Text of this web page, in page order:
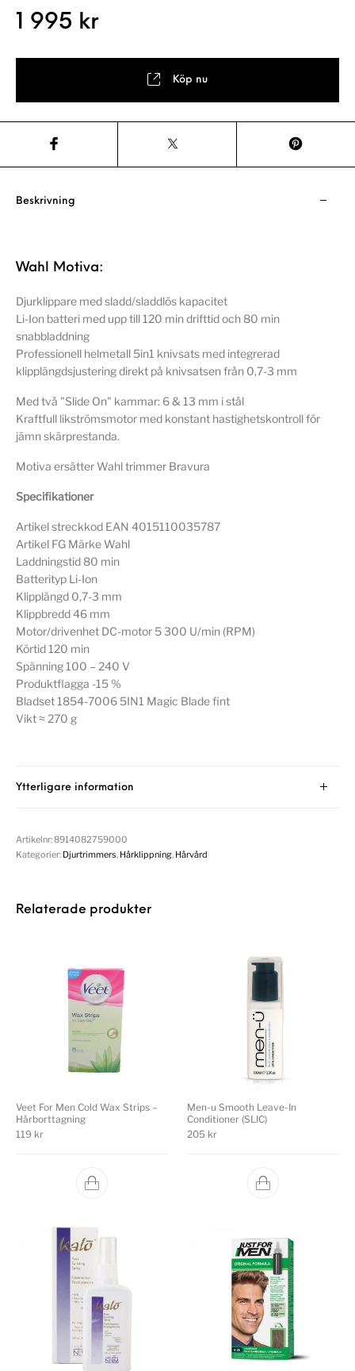
1 995 kr
Köp nu
Beskrivning
Wahl Motiva:
Djurklippare med sladd/sladdlös kapacitet
Li-Ion batteri med upp till 120 min drifttid och 80 min
snabbladdning
Professionell helmetall 5in1 knivsats med integrerad
klipplängdsjustering direkt på knivsatsen från 0,7-3 mm
Med två "Slide On" kammar: 6 & 13 mm i stål
Kraftfull likströmsmotor med konstant hastighetskontroll för
jämn skärprestanda.
Motiva ersätter Wahl trimmer Bravura
Specifikationer
Artikel streckkod EAN 4015110035787
Artikel FG Märke Wahl
Laddningstid 80 min
Batterityp Li-Ion
Klipplängd 0,7-3 mm
Klippbredd 46 mm
Motor/drivenhet DC-motor 5 300 U/min (RPM)
Körtid 120 min
Spänning 100 – 240 V
Produktflagga -15 %
Bladset 1854-7006 5IN1 Magic Blade fint
Vikt ≈ 270 g
Ytterligare information
Artikelnr:8914082759000
Kategorier: Djurtrimmers Hårklippning Hårvård
Relaterade produkter
Veet For Men Cold Wax Strips –
Hårborttagning
119 kr
Men-u Smooth Leave-In
Conditioner (SLIC)
205 kr